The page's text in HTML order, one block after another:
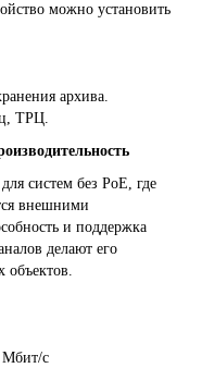
можно установить
архива.
ТРЦ.
систем без PoE, где
внешними
и поддержка
делают его
объектов.
Мбит/с